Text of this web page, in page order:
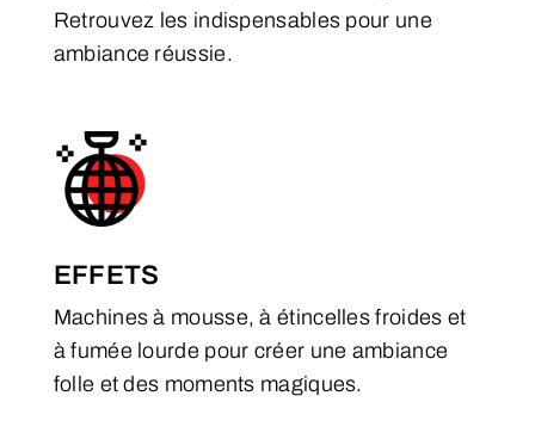
Retrouvez les indispensables pour une
ambiance réussie.
EFFETS
Machines à mousse, à étincelles froides et
à fumée lourde pour créer une ambiance
folle et des moments magiques.